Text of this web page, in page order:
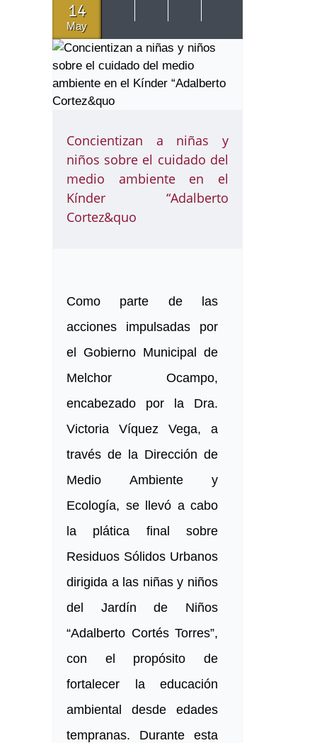
14
May
Concientizan a niñas y
niños sobre el cuidado del
medio ambiente en el
Kínder “Adalberto
Cortez&quo
Como parte de las
acciones impulsadas por
el Gobierno Municipal de
Melchor Ocampo,
encabezado por la Dra.
Victoria Víquez Vega, a
través de la Dirección de
Medio Ambiente y
Ecología, se llevó a cabo
la plática final sobre
Residuos Sólidos Urbanos
dirigida a las niñas y niños
del Jardín de Niños
“Adalberto Cortés Torres”,
con el propósito de
fortalecer la educación
ambiental desde edades
tempranas. Durante esta